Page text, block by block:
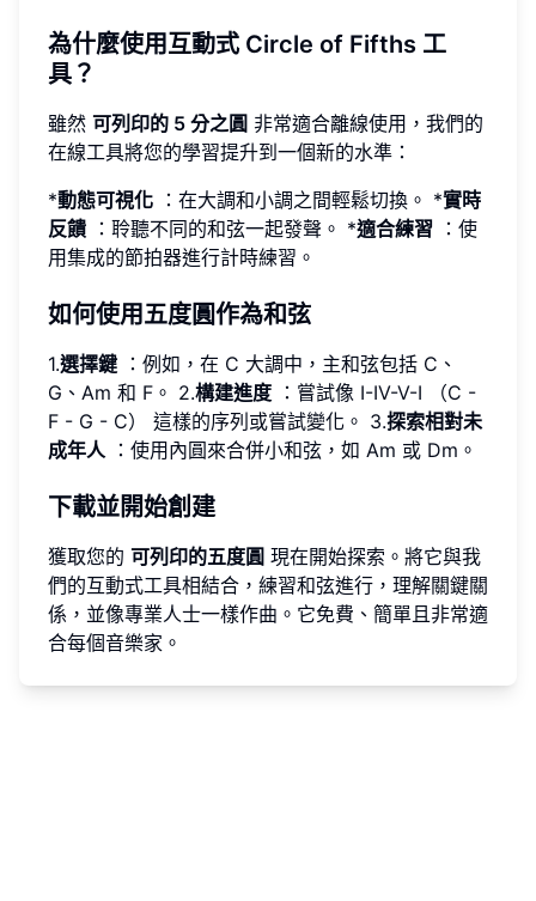
為什麼使用互動式 Circle of Fifths 工
具？
雖然 可列印的 5 分之圓 非常適合離線使用，我們的
在線工具將您的學習提升到一個新的水準：
*動態可視化 ：在大調和小調之間輕鬆切換。 *實時
反饋 ：聆聽不同的和弦一起發聲。 *適合練習 ：使
用集成的節拍器進行計時練習。
如何使用五度圓作為和弦
1.選擇鍵 ：例如，在 C 大調中，主和弦包括 C、
G、Am 和 F。 2.構建進度 ：嘗試像 I-IV-V-I （C -
F - G - C） 這樣的序列或嘗試變化。 3.探索相對未
成年人 ：使用內圓來合併小和弦，如 Am 或 Dm。
下載並開始創建
獲取您的 可列印的五度圓 現在開始探索。將它與我
們的互動式工具相結合，練習和弦進行，理解關鍵關
係，並像專業人士一樣作曲。它免費、簡單且非常適
合每個音樂家。